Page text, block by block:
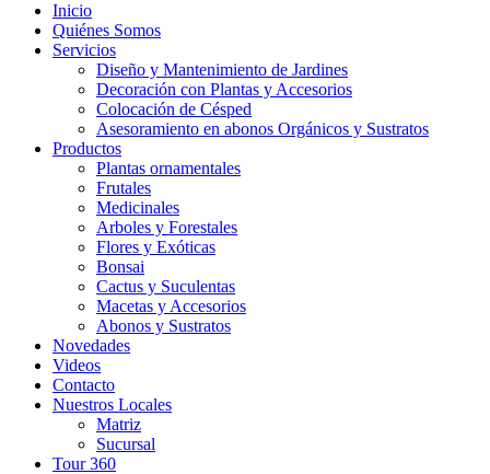
Inicio
Quiénes Somos
Servicios
Diseño y Mantenimiento de Jardines
Decoración con Plantas y Accesorios
Colocación de Césped
Asesoramiento en abonos Orgánicos y Sustratos
Productos
Plantas ornamentales
Frutales
Medicinales
Arboles y Forestales
Flores y Exóticas
Bonsai
Cactus y Suculentas
Macetas y Accesorios
Abonos y Sustratos
Novedades
Videos
Contacto
Nuestros Locales
Matriz
Sucursal
Tour 360